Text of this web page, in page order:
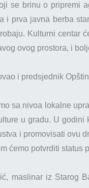
se brinu o pripremi
i prva javna berba
Kulturni centar
ovog prostora, i
i predsjednik
sa nivoa lokalne
u gradu. U
i promovisati ovu
ćemo potvrditi status
maslinar iz Starog